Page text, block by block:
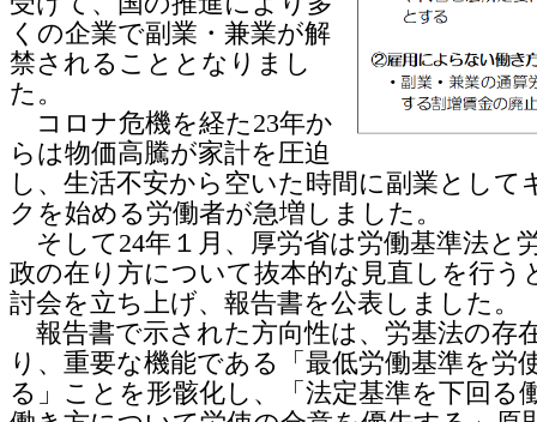
くの企業で副業・兼業が解
禁されることとなりまし
た。
コロナ危機を経た23年か
らは物価高騰が家計を圧迫
し、生活不安から空いた時間に副業として
クを始める労働者が急増しました。
そして24年１月、厚労省は労働基準法と
政の在り方について抜本的な見直しを行う
討会を立ち上げ、報告書を公表しました。
報告書で示された方向性は、労基法の存
り、重要な機能である「最低労働基準を労
る」ことを形骸化し、「法定基準を下回る